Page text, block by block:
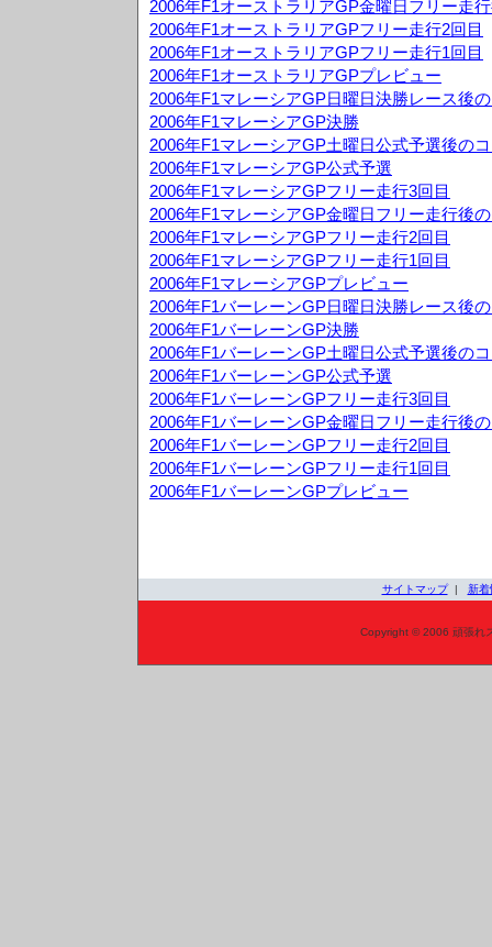
2006年F1オーストラリアGP金曜日フリー走
2006年F1オーストラリアGPフリー走行2回目
2006年F1オーストラリアGPフリー走行1回目
2006年F1オーストラリアGPプレビュー
2006年F1マレーシアGP日曜日決勝レース後
2006年F1マレーシアGP決勝
2006年F1マレーシアGP土曜日公式予選後の
2006年F1マレーシアGP公式予選
2006年F1マレーシアGPフリー走行3回目
2006年F1マレーシアGP金曜日フリー走行後
2006年F1マレーシアGPフリー走行2回目
2006年F1マレーシアGPフリー走行1回目
2006年F1マレーシアGPプレビュー
2006年F1バーレーンGP日曜日決勝レース後
2006年F1バーレーンGP決勝
2006年F1バーレーンGP土曜日公式予選後の
2006年F1バーレーンGP公式予選
2006年F1バーレーンGPフリー走行3回目
2006年F1バーレーンGP金曜日フリー走行後
2006年F1バーレーンGPフリー走行2回目
2006年F1バーレーンGPフリー走行1回目
2006年F1バーレーンGPプレビュー
サイトマップ| 新着
Copyright © 2006 頑張れ